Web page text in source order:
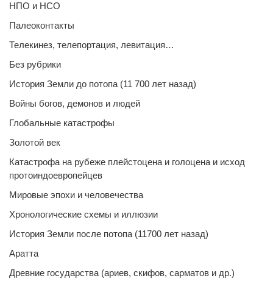
НПО и НСО
Палеоконтакты
Телекинез, телепортация, левитация…
Без рубрики
История Земли до потопа (11 700 лет назад)
Войны богов, демонов и людей
Глобальные катастрофы
Золотой век
Катастрофа на рубеже плейстоцена и голоцена и исход
протоиндоевропейцев
Мировые эпохи и человечества
Хронологические схемы и иллюзии
История Земли после потопа (11700 лет назад)
Аратта
Древние государства (ариев, скифов, сарматов и др.)